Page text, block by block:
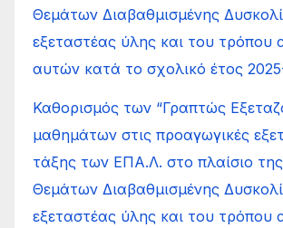
Θεμάτων Διαβαθμισμένης
εξεταστέας ύλης και του τρόπου
αυτών κατά το σχολικό έτος
Καθορισμός των “Γραπτώς
μαθημάτων στις προαγωγικές
τάξης των ΕΠΑ.Λ. στο πλαίσιο
Θεμάτων Διαβαθμισμένης
εξεταστέας ύλης και του τρόπου